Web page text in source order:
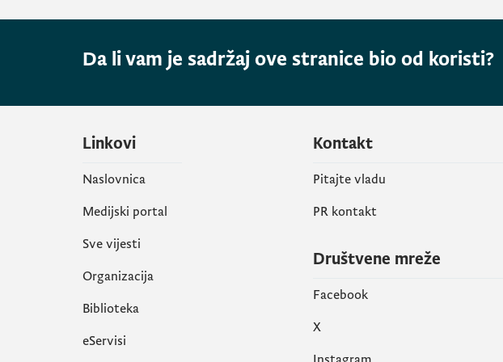
Da li vam je sadržaj ove stranice bio od koristi?
Linkovi
Naslovnica
Medijski portal
Sve vijesti
Organizacija
Biblioteka
eServisi
Kontakt
Pitajte vladu
PR kontakt
Društvene mreže
Facebook
X